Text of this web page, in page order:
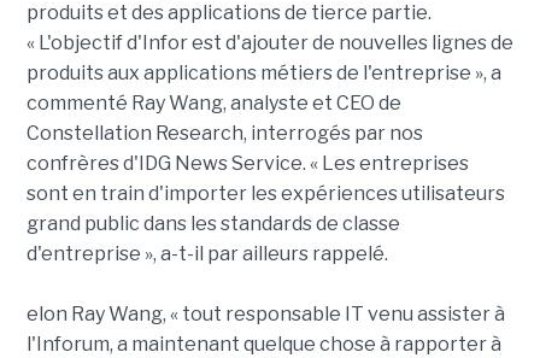
produits et des applications de tierce partie.
« L'objectif d'Infor est d'ajouter de nouvelles lignes de
produits aux applications métiers de l'entreprise », a
commenté Ray Wang, analyste et CEO de
Constellation Research, interrogés par nos
confrères d'IDG News Service. « Les entreprises
sont en train d'importer les expériences utilisateurs
grand public dans les standards de classe
d'entreprise », a-t-il par ailleurs rappelé.
elon Ray Wang, « tout responsable IT venu assister à
l'Inforum, a maintenant quelque chose à rapporter à